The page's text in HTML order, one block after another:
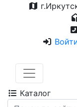
Каталог